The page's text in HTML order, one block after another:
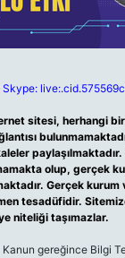
Skype:
sitesi, herhangi
olup, gerçek
Gerçek
tesadüfidir.
niteliği taşımazlar.
Kanun gereğince Bilgi